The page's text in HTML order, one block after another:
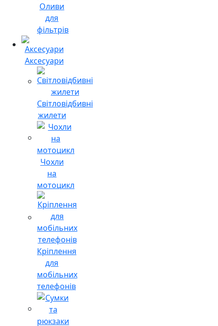
Оливи
для
фільтрів
Аксесуари
Світловідбивні
жилети
Чохли
на
мотоцикл
Кріплення
для
мобільних
телефонів